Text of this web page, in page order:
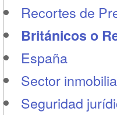
Recortes de
Británicos o
España
Sector
Seguridad